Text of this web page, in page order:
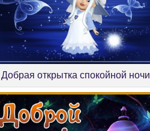
Добрая открытка спокойной ночи